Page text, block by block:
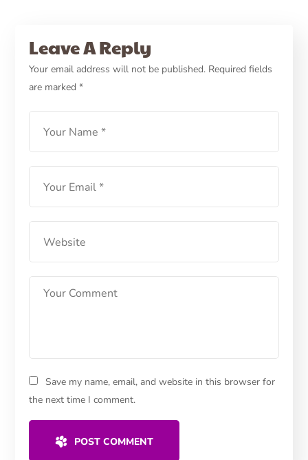
Anjing Diare? Cegah
Dengan Vaksin Parvovirus
Sesuai Jadwal
LEARN MORE
Leave A Reply
Your email address will not be published. Required fields
are marked*
Save my name, email, and website in this browser for
the next time I comment.
POST COMMENT